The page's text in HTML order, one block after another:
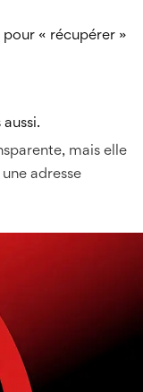
pour « récupérer »
mais elle
adresse